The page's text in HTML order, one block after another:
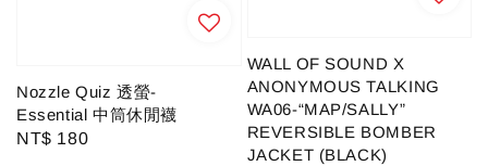
Nozzle Quiz 透螢-
Essential 中筒休閒襪
Regular
NT$ 180
WALL OF SOUND X
ANONYMOUS TALKING
WA06-“MAP/SALLY”
REVERSIBLE BOMBER
JACKET (BLACK)